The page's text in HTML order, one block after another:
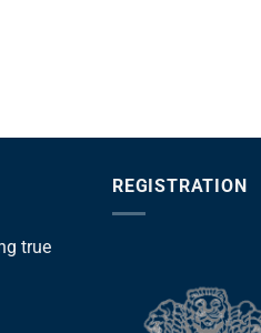
true
REGISTRATION